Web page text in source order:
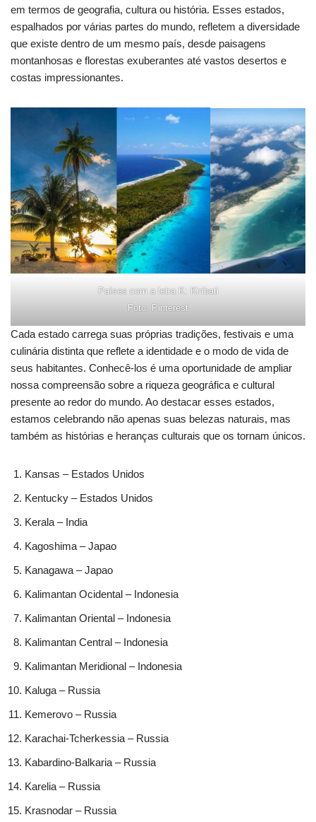
em termos de geografia, cultura ou história. Esses estados,
espalhados por várias partes do mundo, refletem a diversidade
que existe dentro de um mesmo país, desde paisagens
montanhosas e florestas exuberantes até vastos desertos e
costas impressionantes.
Países com a letra K: Kiribati
Foto: Pinterest
Cada estado carrega suas próprias tradições, festivais e uma
culinária distinta que reflete a identidade e o modo de vida de
seus habitantes. Conhecê-los é uma oportunidade de ampliar
nossa compreensão sobre a riqueza geográfica e cultural
presente ao redor do mundo. Ao destacar esses estados,
estamos celebrando não apenas suas belezas naturais, mas
também as histórias e heranças culturais que os tornam únicos.
Kansas – Estados Unidos
Kentucky – Estados Unidos
Kerala – India
Kagoshima – Japao
Kanagawa – Japao
Kalimantan Ocidental – Indonesia
Kalimantan Oriental – Indonesia
Kalimantan Central – Indonesia
Kalimantan Meridional – Indonesia
Kaluga – Russia
Kemerovo – Russia
Karachai-Tcherkessia – Russia
Kabardino-Balkaria – Russia
Karelia – Russia
Krasnodar – Russia